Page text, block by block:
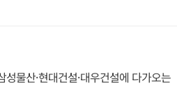
물산·현대건설·대우건설에 다가오는